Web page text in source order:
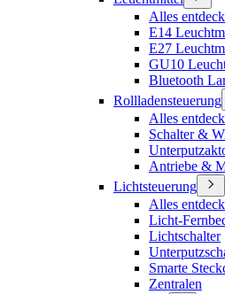
Alles
E14
E27
GU10
Bluetooth
Rollladensteuerung
Alles
Schalter &
Antriebe &
Lichtsteuerung
Alles
Licht-
Lichtschalter
Smarte
Zentralen